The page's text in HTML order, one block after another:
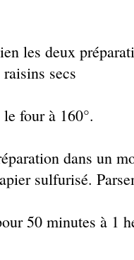
les deux
secs
four à 160°.
dans un
sulfurisé.
50 minutes à 1